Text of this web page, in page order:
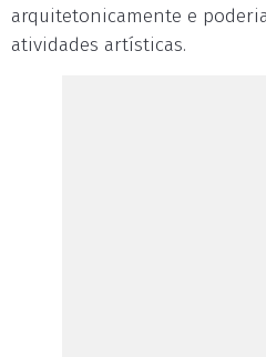
arquitetonicamente e
atividades artísticas.